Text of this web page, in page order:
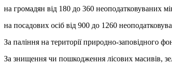
на громадян від 180 до 360 неоподатковуваних
на посадових осіб від 900 до 1260
За паління на території природно-заповідного
За знищення чи пошкодження лісових масивів,